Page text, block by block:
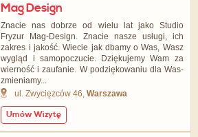
Mag Design
Znacie nas dobrze od wielu lat jako Studio
Fryzur Mag-Design. Znacie nasze usługi, ich
zakres i jakość. Wiecie jak dbamy o Was, Wasz
wygląd i samopoczucie. Dziękujemy Wam za
wierność i zaufanie. W podziękowaniu dla Was-
zmieniamy...
ul. Zwycięzców 46,Warszawa
Umów Wizytę